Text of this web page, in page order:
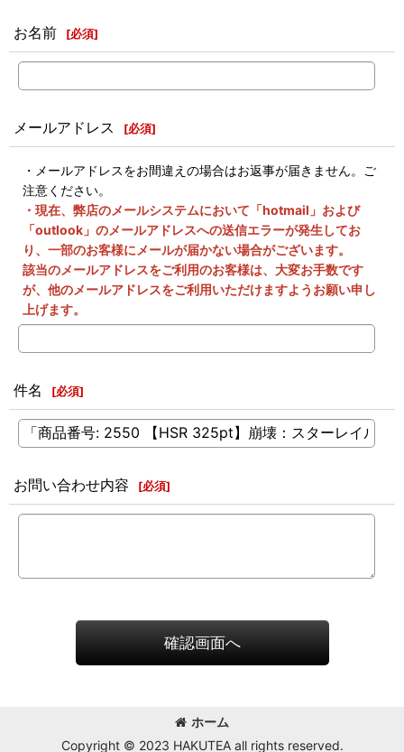
お名前 [必須]
メールアドレス [必須]
・メールアドレスをお間違えの場合はお返事が届きません。ご
注意ください。
・現在、弊店のメールシステムにおいて「hotmail」および
「outlook」のメールアドレスへの送信エラーが発生してお
り、一部のお客様にメールが届かない場合がございます。
該当のメールアドレスをご利用のお客様は、大変お手数です
が、他のメールアドレスをご利用いただけますようお願い申し
上げます。
件名 [必須]
お問い合わせ内容 [必須]
確認画面へ
ホーム
Copyright © 2023 HAKUTEA all rights reserved.